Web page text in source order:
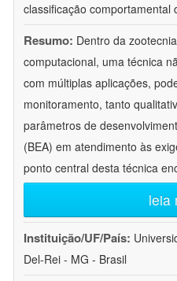
classificação comportamental
Resumo: Dentro da
computacional, uma técnica
com múltiplas aplicações,
monitoramento, tanto
parâmetros de
(BEA) em atendimento às
ponto central desta técnica
leia
Instituição/UF/País:
Del-Rei - MG - Brasil